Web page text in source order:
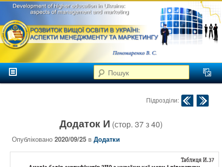
Розвиток
вищої
освіти в
Україні
аспекти
менеджменту та
маркетингу
Пошук
Головне менюПерейти до головного контенту
Перейти до додаткового контенту
Навігація по
Підрозділи:
Додаток И (стор. 37з40)
Опубліковано2020/09/25 вДодатки